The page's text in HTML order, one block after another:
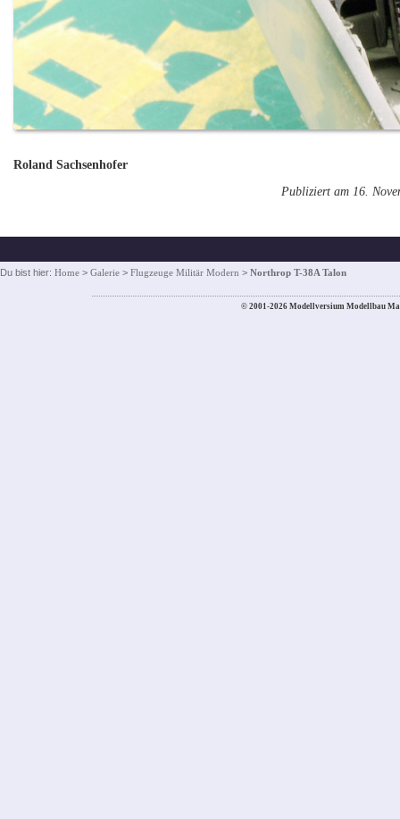
Roland Sachsenhofer
Publiziert am 16.
Du bist hier: Home > Galerie > Flugzeuge Militär Modern > Northrop T-38A Talon
© 2001-2026 Modellversium Modellbau